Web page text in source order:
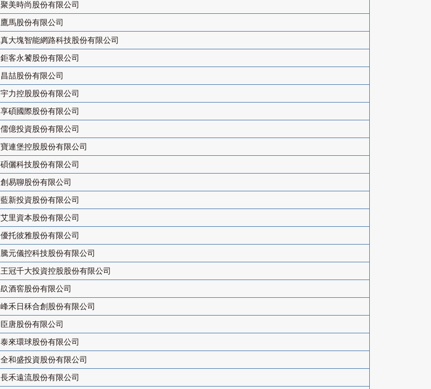
聚美時尚股份有限公司
鷹馬股份有限公司
真大塊智能網路科技股份有限公司
鉅客永饕股份有限公司
昌喆股份有限公司
宇力控股股份有限公司
享碩國際股份有限公司
儒億投資股份有限公司
寶連堡控股股份有限公司
碩儷科技股份有限公司
創易聊股份有限公司
藍新投資股份有限公司
艾里資本股份有限公司
優托彼雅股份有限公司
騰元儀控科技股份有限公司
王冠千大投資控股股份有限公司
镹酒窖股份有限公司
峰禾日秝合創股份有限公司
臣唐股份有限公司
泰來環球股份有限公司
全和盛投資股份有限公司
長禾遠流股份有限公司